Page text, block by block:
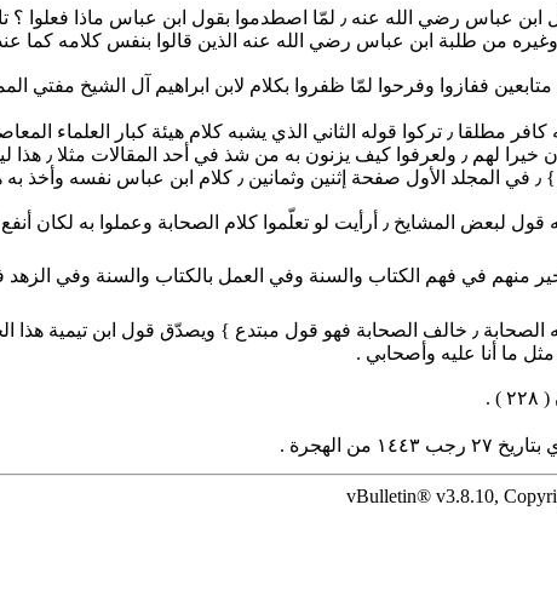
من طلبة ابن عباس رضي الله عنه الذين قالوا بنفس كلامه كما
وابن عباس رضي الله عنه .
وعملوا به لكان أنفع لهم وأعصم للدماء .
منهم في فهم الكتاب والسنة وفي العمل بالكتاب والسنة وفي الزهد
ما أنا عليه وأصحابي .
الهجرة .
vBulletin® v3.8.10,